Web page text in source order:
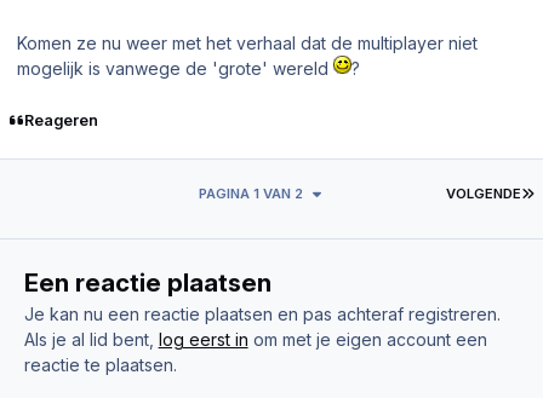
Komen ze nu weer met het verhaal dat de multiplayer niet
mogelijk is vanwege de 'grote' wereld
?
Reageren
VOLGENDE
PAGINA 1 VAN 2
Een reactie plaatsen
Je kan nu een reactie plaatsen en pas achteraf registreren.
Als je al lid bent, log eerst in om met je eigen account een
reactie te plaatsen.